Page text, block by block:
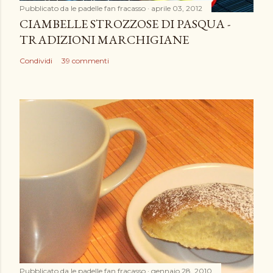
e
n
t
o
Pubblicato da le padelle fan fracasso aprile 03, 2012
CIAMBELLE STROZZOSE DI PASQUA -
TRADIZIONI MARCHIGIANE
Condividi 39 commenti
Pubblicato da le padelle fan fracasso gennaio 28, 2010